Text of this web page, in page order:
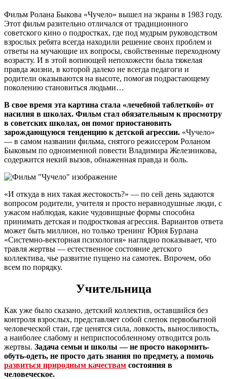
Фильм Ролана Быкова «Чучело» вышел на экраны в 1983 году.
Этот фильм разительно отличался от традиционного
советского кино о подростках, где под мудрым руководством
взрослых ребята всегда находили решение своих проблем и
ответы на мучающие их вопросы, свойственные переходному
возрасту. И в этой вопиющей непохожести была тяжелая
правда жизни, в которой далеко не всегда педагоги и
родители оказываются на высоте, помогая подрастающему
поколению становиться людьми…
В свое время эта картина стала «лечебной таблеткой» от
насилия в школах. Фильм стал обязательным к просмотру
в советских школах, он помог приостановить
зарождающуюся тенденцию к детской агрессии. «Чучело»
— в самом названии фильма, снятого режиссером Роланом
Быковым по одноименной повести Владимира Железникова,
содержится некий вызов, обнаженная правда и боль.
«И откуда в них такая жестокость?» — по сей день задаются
вопросом родители, учителя и просто неравнодушные люди, с
ужасом наблюдая, какие чудовищные формы способна
принимать детская и подростковая агрессия. Вариантов ответа
может быть миллион, но только тренинг Юрия Бурлана
«Системно-векторная психология» наглядно показывает, что
травля жертвы — естественное состояние детского
коллектива, чье развитие пущено на самотек. Впрочем, обо
всем по порядку.
Учительница
Как уже было сказано, детский коллектив, оставшийся без
контроля взрослых, представляет собой слепок первобытной
человеческой стаи, где ценятся сила, ловкость, выносливость,
а наиболее слабому и неприспособленному отводится роль
жертвы. Задача семьи и школы — не просто накормить-
обуть-одеть, не просто дать знания по предмету, а помочь
развиться природным качествам состояния в
человеческое.